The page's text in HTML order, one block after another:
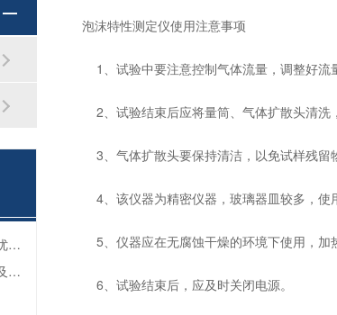
泡沫特性测定仪使用注意事项
1、试验中要注意控制气体流量，调整好流
2、试验结束后应将量筒、气体扩散头清洗
3、气体扩散头要保持清洁，以免试样残留
4、该仪器为精密仪器，玻璃器皿较多，使
5、仪器应在无腐蚀干燥的环境下使用，加
6、试验结束后，应及时关闭电源。
汽轮机油漆膜测定仪的功能优势有哪些？
碱性氮滴定仪核心技术参数及应用说明